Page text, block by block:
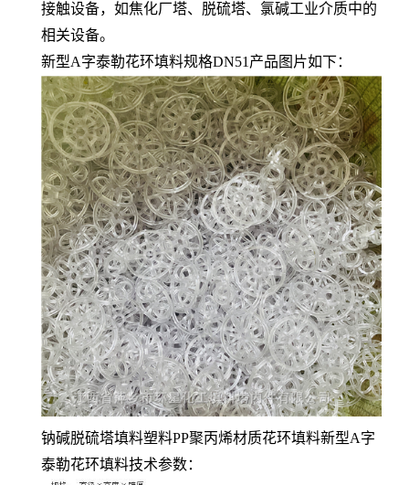
接触设备，如焦化厂塔、脱硫塔、氯碱工业介质中的
相关设备。
新型A字泰勒花环填料规格DN51产品图片如下：
钠碱脱硫塔填料塑料PP聚丙烯材质花环填料新型A字
泰勒花环填料技术参数：